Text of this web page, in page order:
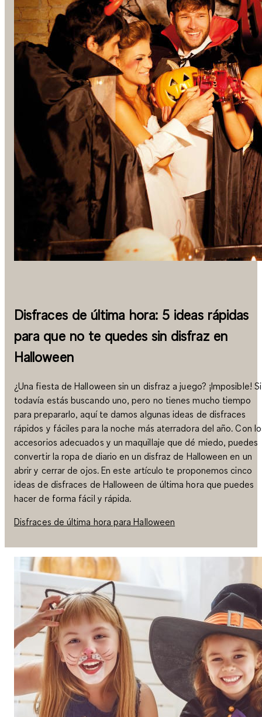
Disfraces de última hora: 5 ideas rápidas
para que no te quedes sin disfraz en
Halloween
¿Una fiesta de Halloween sin un disfraz a juego? ¡Imposible! Si
todavía estás buscando uno, pero no tienes mucho tiempo
para prepararlo, aquí te damos algunas ideas de disfraces
rápidos y fáciles para la noche más aterradora del año. Con
accesorios adecuados y un maquillaje que dé miedo, puedes
convertir la ropa de diario en un disfraz de Halloween en un
abrir y cerrar de ojos. En este artículo te proponemos cinco
ideas de disfraces de Halloween de última hora que puedes
hacer de forma fácil y rápida.
Disfraces de última hora para Halloween